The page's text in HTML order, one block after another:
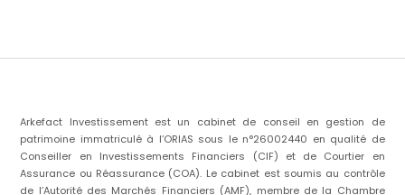
Arkefact Investissement est un cabinet de conseil en gestion de
patrimoine immatriculé à l’ORIAS sous le n°26002440 en qualité de
Conseiller en Investissements Financiers (CIF) et de Courtier en
Assurance ou Réassurance (COA). Le cabinet est soumis au contrôle
de l’Autorité des Marchés Financiers (AMF), membre de la Chambre